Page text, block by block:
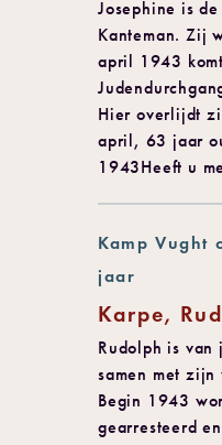
Josephine is
Kanteman. Zij
april 1943
Hier overlijdt
april, 63 jaar
1943Heeft u
Kamp Vught
jaar
Karpe,
Rudolph is van
samen met zijn
Begin 1943
gearresteerd